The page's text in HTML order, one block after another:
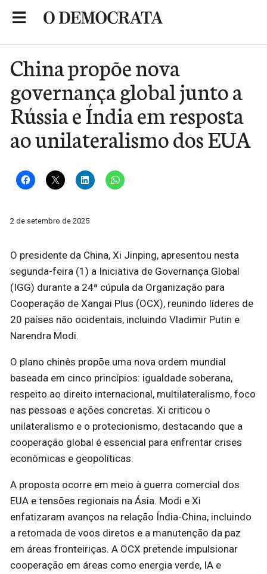
China propõe nova
governança global junto a
Rússia e Índia em resposta
ao unilateralismo dos EUA
2 de setembro de 2025
O presidente da China, Xi Jinping, apresentou nesta
segunda-feira (1) a Iniciativa de Governança Global
(IGG) durante a 24ª cúpula da Organização para
Cooperação de Xangai Plus (OCX), reunindo líderes de
20 países não ocidentais, incluindo Vladimir Putin e
Narendra Modi.
O plano chinês propõe uma nova ordem mundial
baseada em cinco princípios: igualdade soberana,
respeito ao direito internacional, multilateralismo, foco
nas pessoas e ações concretas. Xi criticou o
unilateralismo e o protecionismo, destacando que a
cooperação global é essencial para enfrentar crises
econômicas e geopolíticas.
A proposta ocorre em meio à guerra comercial dos
EUA e tensões regionais na Ásia. Modi e Xi
enfatizaram avanços na relação Índia-China, incluindo
a retomada de voos diretos e a manutenção da paz
em áreas fronteiriças. A OCX pretende impulsionar
cooperação em áreas como energia verde, IA e